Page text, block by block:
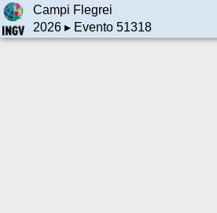
Campi Flegrei
2026▸ Evento 51318